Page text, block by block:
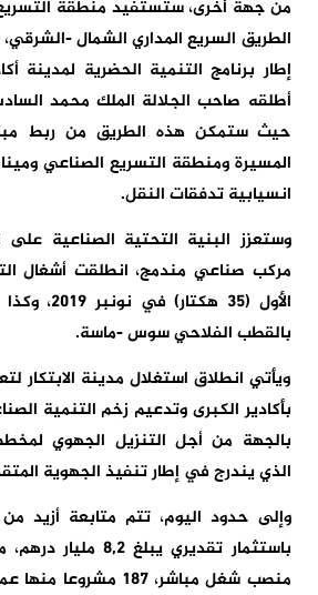
من جهة أخرى، ستستفيد منطقة
الطريق السريع المداري الشمال -
أطلقه صاحب الجلالة الملك محمد
حيث ستمكن هذه الطريق من ربط
المسيرة ومنطقة التسريع الصناعي
انسيابية تدفقات النقل.
وستعزز البنية التحتية الصناعية
مركب صناعي مندمج، انطلقت أشغال
الأول (35
بالقطب الفلاحي سوس -ماسة.
ويأتي انطلاق استغلال مدينة الابتكار
بأكادير الكبرى وتدعيم زخم التنمية
بالجهة من أجل التنزيل الجهوي
الذي يندرج في إطار تنفيذ الجهوية
منصب شغل مباشر، 187